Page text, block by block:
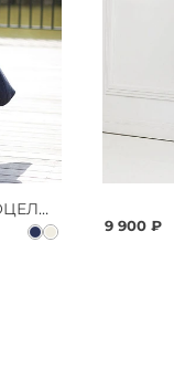
ПЛАТЬЕ ИЗ ЛЬНА И ЛИОЦЕЛЛА
9 900 ₽